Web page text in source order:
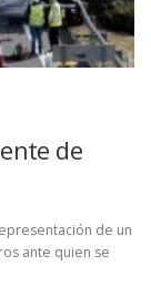
de
de un
ante quien se